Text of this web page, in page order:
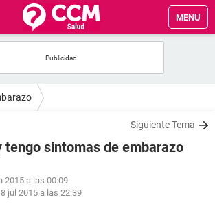
MENU
Siguiente Tema
tengo sintomas de embarazo
2015 a las 00:09
8 jul 2015 a las 22:39